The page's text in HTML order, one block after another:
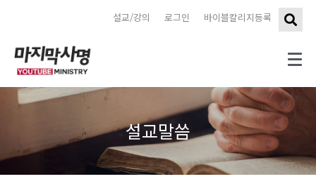
바이블칼리지등록
로그인
설교/강의
설교말씀